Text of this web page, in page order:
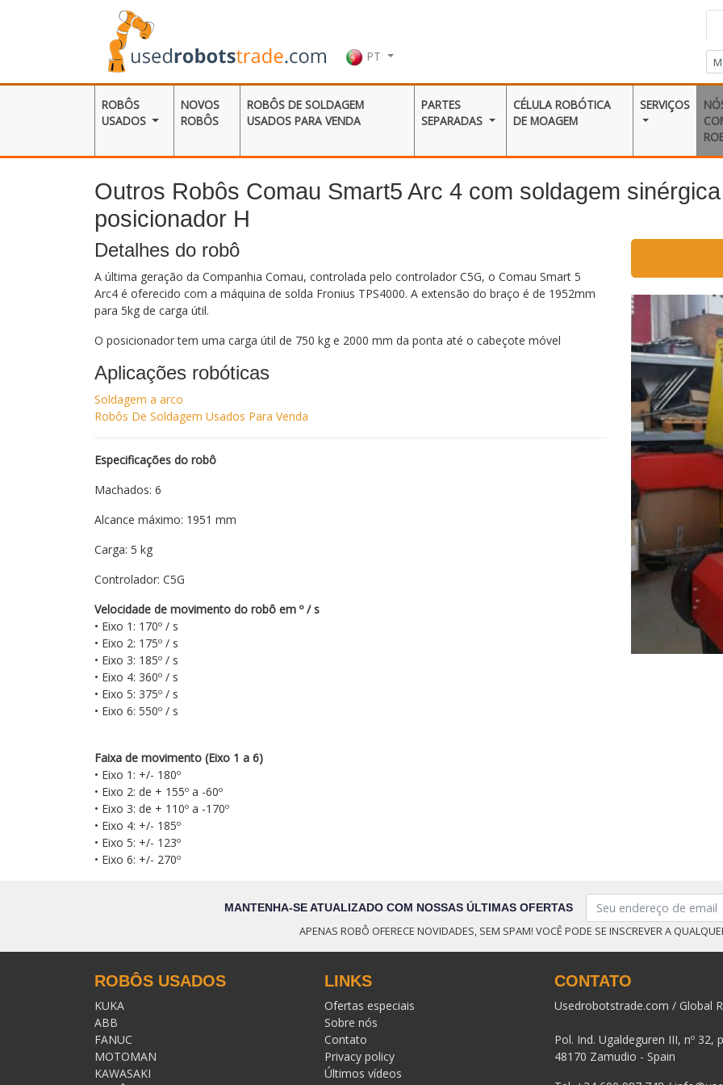
PT
ROBÔS
USADOS
NOVOS
ROBÔS
ROBÔS DE SOLDAGEM
USADOS ​​PARA VENDA
PARTES
SEPARADAS
CÉLULA ROBÓTICA
DE MOAGEM
SERVIÇOS
Outros Robôs Comau Smart5 Arc 4 com soldagem
posicionador H
Detalhes do robô
A última geração da Companhia Comau, controlada pelo controlador C5G, o Comau Smart 5
Arc4 é oferecido com a máquina de solda Fronius TPS4000. A extensão do braço é de 1952mm
para 5kg de carga útil.
O posicionador tem uma carga útil de 750 kg e 2000 mm da ponta até o cabeçote móvel
Aplicações robóticas
Soldagem a arco
Robôs De Soldagem Usados ​​Para Venda
Especificações do robô
Machados: 6
Alcance máximo: 1951 mm
Carga: 5 kg
Controlador: C5G
Velocidade de movimento do robô em º / s
• Eixo 1: 170º / s
• Eixo 2: 175º / s
• Eixo 3: 185º / s
• Eixo 4: 360º / s
• Eixo 5: 375º / s
• Eixo 6: 550º / s
Faixa de movimento (Eixo 1 a 6)
• Eixo 1: +/- 180º
• Eixo 2: de + 155º a -60º
• Eixo 3: de + 110º a -170º
• Eixo 4: +/- 185º
• Eixo 5: +/- 123º
• Eixo 6: +/- 270º
MANTENHA-SE ATUALIZADO COM NOSSAS ÚLTIMAS OFERTAS
APENAS ROBÔ OFERECE NOVIDADES, SEM SPAM! VOCÊ PODE SE INSCREVER A
ROBÔS USADOS
KUKA
ABB
FANUC
MOTOMAN
KAWASAKI
LINKS
Ofertas especiais
Sobre nós
Contato
Privacy policy
Últimos vídeos
CONTATO
Usedrobotstrade.com / Global
Pol. Ind. Ugaldeguren III, nº 32,
48170 Zamudio - Spain